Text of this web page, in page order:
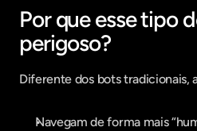
Por que esse tipo
perigoso?
Diferente dos bots tradicionais,
Navegam de forma mais